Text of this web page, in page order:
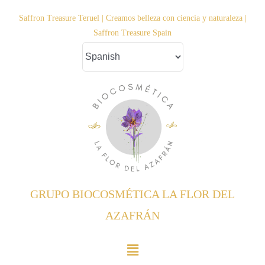
Saffron Treasure Teruel | Creamos belleza con ciencia y naturaleza |
Saffron Treasure Spain
GRUPO BIOCOSMÉTICA LA FLOR DEL
AZAFRÁN
Toggle